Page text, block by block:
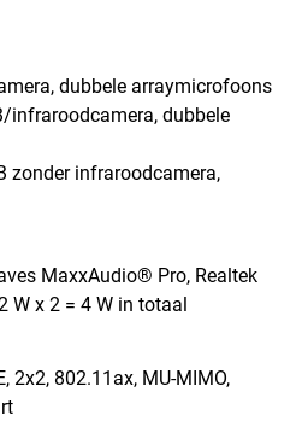
dubbele arraymicrofoons
infraroodcamera, dubbele
zonder infraroodcamera,
MaxxAudio® Pro, Realtek
W x 2 = 4 W in totaal
2x2, 802.11ax, MU-MIMO,